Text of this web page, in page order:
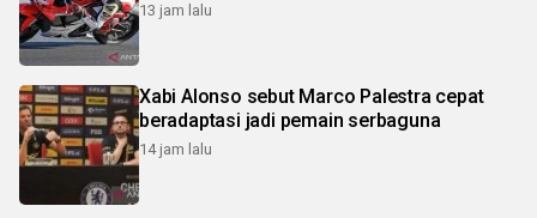
13 jam lalu
Xabi Alonso sebut Marco Palestra cepat
beradaptasi jadi pemain serbaguna
14 jam lalu